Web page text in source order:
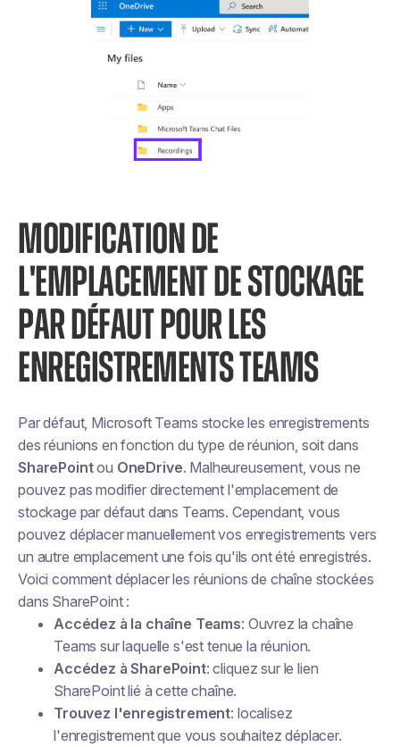
MODIFICATION DE
L'EMPLACEMENT DE STOCKAGE
PAR DÉFAUT POUR LES
ENREGISTREMENTS TEAMS
Par défaut, Microsoft Teams stocke les enregistrements
des réunions en fonction du type de réunion, soit dans
SharePointou OneDrive. Malheureusement, vous ne
pouvez pas modifier directement l'emplacement de
stockage par défaut dans Teams. Cependant, vous
pouvez déplacer manuellement vos enregistrements vers
un autre emplacement une fois qu'ils ont été enregistrés.
Voici comment déplacer les réunions de chaîne stockées
dans SharePoint :
Accédez à la chaîne Teams: Ouvrez la chaîne
Teams sur laquelle s'est tenue la réunion.
Accédez à SharePoint: cliquez sur le lien
SharePoint lié à cette chaîne.
Trouvez l'enregistrement: localisez
l'enregistrement que vous souhaitez déplacer.